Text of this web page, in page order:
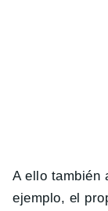
A ello también
ejemplo, el